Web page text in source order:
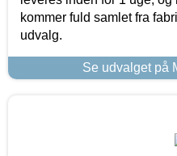
kommer fuld samlet fra
udvalg.
Se udvalget på